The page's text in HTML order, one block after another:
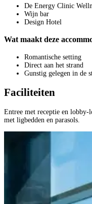
De Energy Clinic
Wijn bar
Design Hotel
Wat maakt deze
Romantische setting
Direct aan het strand
Gunstig gelegen in de
Faciliteiten
Entree met receptie en
met ligbedden en parasols.